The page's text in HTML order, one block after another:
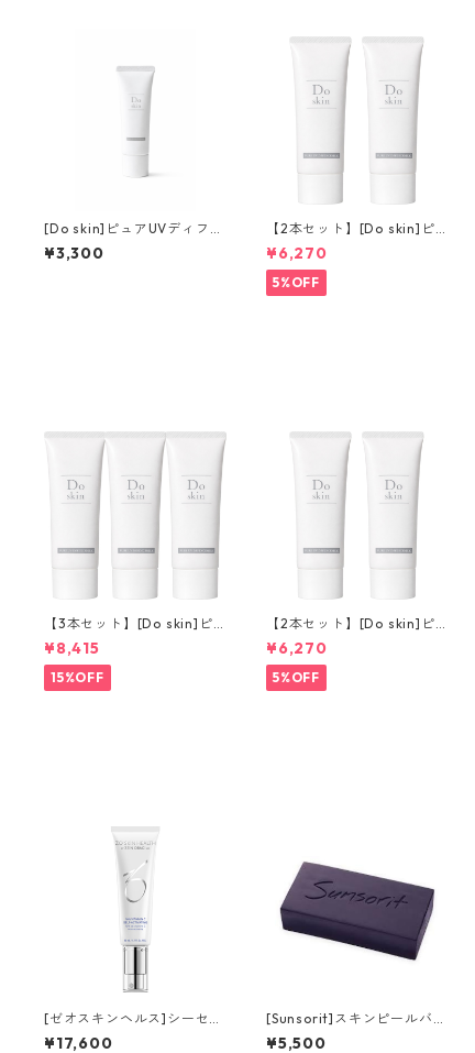
[Do skin]ピュアUVディフェ
ンスミルク
¥3,300
【2本セット】[Do skin]ピ
ュアUVディフェンスミルク
¥6,270
5%OFF
【3本セット】[Do skin]ピ
ュアUVディフェンスミルク
¥8,415
15%OFF
【2本セット】[Do skin]ピ
ュアUVディフェンスミルク
¥6,270
5%OFF
[ゼオスキンヘルス]シーセラ
ム
¥17,600
[Sunsorit]スキンピールバー
ハイドロキノール
¥5,500